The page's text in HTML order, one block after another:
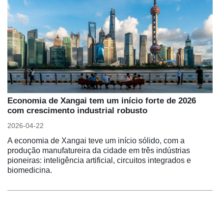
Economia de Xangai tem um início forte de 2026
com crescimento industrial robusto
2026-04-22
A economia de Xangai teve um início sólido, com a
produção manufatureira da cidade em três indústrias
pioneiras: inteligência artificial, circuitos integrados e
biomedicina.